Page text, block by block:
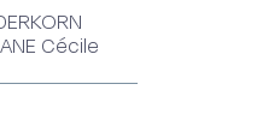
Cécile